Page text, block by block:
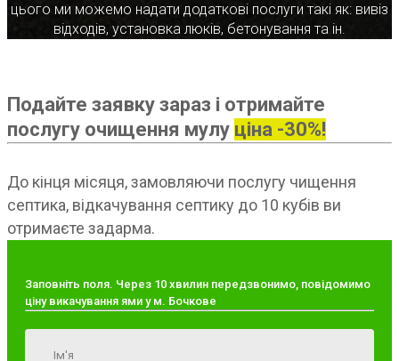
цього ми можемо надати додаткові послуги такі як: вивіз
відходів, установка люків, бетонування та ін.
Подайте заявку зараз і отримайте
послугу очищення мулу ціна -30%!
До кінця місяця, замовляючи послугу чищення
септика, відкачування септику до 10 кубів ви
отримаєте задарма.
Заповніть поля. Через 10 хвилин передзвонимо, повідомимо
ціну викачування ями у м. Бочкове